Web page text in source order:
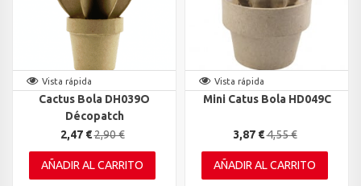
Vista rápida
Cactus Bola DH039O
Décopatch
2,47 €2,90 €
AÑADIR AL CARRITO
Vista rápida
Mini Catus Bola HD049C
3,87 €4,55 €
AÑADIR AL CARRITO